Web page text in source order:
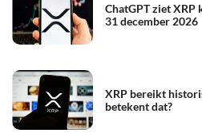
ChatGPT ziet XRP
31 december 2026
XRP bereikt
betekent dat?